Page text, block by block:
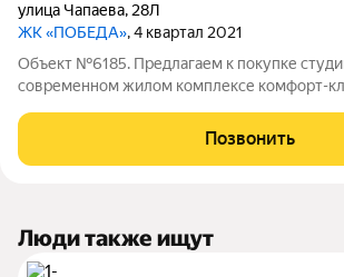
улица Чапаева, 28Л
ЖК «ПОБЕДА», 4 квартал 2021
Объект №6185. Предлагаем к покупке
современном жилом комплексе комфорт-
отдельным входом, которое идеально
комфортного проживания, так и для
Позвонить
Люди также ищут